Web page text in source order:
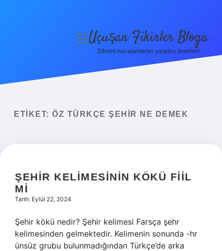
Yasal Uyarı
menüyü
Uçuşan Fikirler Blogu
Zihnini havalandıran yaratıcı öneriler!
ETIKET: ÖZ TÜRKÇE ŞEHIR NE DEMEK
ŞEHIR KELIMESININ KÖKÜ FIIL
MI
Tarih: Eylül 22, 2024
Şehir kökü nedir? Şehir kelimesi Farsça şehr
kelimesinden gelmektedir. Kelimenin sonunda -hr
ünsüz grubu bulunmadığından Türkçe’de arka